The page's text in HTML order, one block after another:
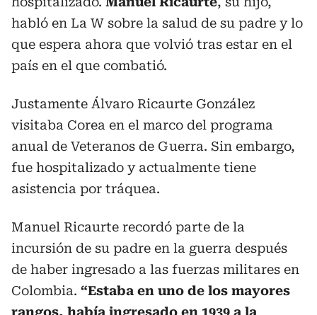
habló en La W sobre la salud de su padre y lo
que espera ahora que volvió tras estar en el
país en el que combatió.
Justamente Álvaro Ricaurte González
visitaba Corea en el marco del programa
anual de Veteranos de Guerra. Sin embargo,
fue hospitalizado y actualmente tiene
asistencia por tráquea.
Manuel Ricaurte recordó parte de la
incursión de su padre en la guerra después
de haber ingresado a las fuerzas militares en
Colombia. “Estaba en uno de los mayores
rangos, había ingresado en 1939 a la